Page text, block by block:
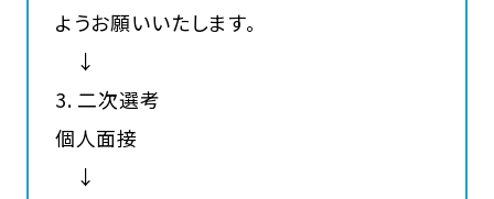
ようお願いいたします。
↓
3. 二次選考
個人面接
↓